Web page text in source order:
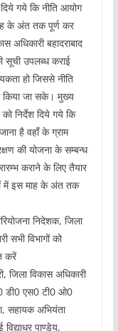
दिये गये कि नीति आयोग
के अंत तक पूर्ण कर
अधिकारी बहादराबाद
सूची उपलब्ध कराई
हो जिससे नीति
किया जा सके। मुख्य
को निर्देश दिये गये कि
है वहाँ के ग्राम
की योजना के सम्बन्ध
कराने के लिए तैयार
में इस माह के अंत तक
निदेशक, जिला
सभी विभागों को
करें
जिला विकास अधिकारी
डी0 एस0 टी0 ओ0
सहायक अभियंता
पाण्डेय,